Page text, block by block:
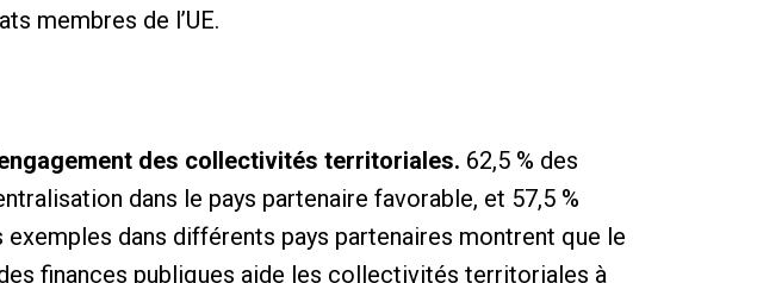
membres de l’UE.
des collectivités territoriales. 62,5 % des
dans le pays partenaire favorable, et 57,5 ​​%
dans différents pays partenaires montrent que le
finances publiques aide les collectivités territoriales à